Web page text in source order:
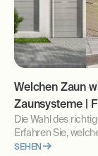
Welchen Zaun
Zaunsysteme |
Die Wahl des
Erfahren Sie,
Zaunsysteme es
SEHEN